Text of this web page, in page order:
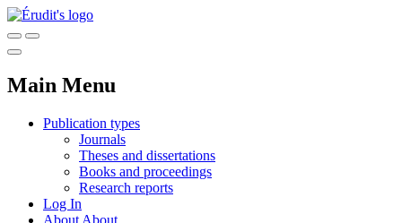
Main Menu
Publication types
Journals
Theses and dissertations
Books and proceedings
Research reports
Log In
About About